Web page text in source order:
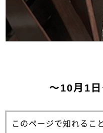
～10月1
このページで知れるこ